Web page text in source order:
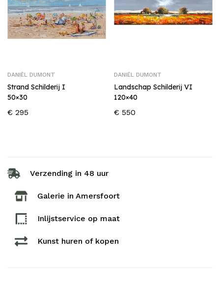
DANIËL DUMONT
Strand Schilderij I
50×30
€ 295
DANIËL DUMONT
Landschap Schilderij VI
120×40
€ 550
Verzending in 48 uur
Galerie in Amersfoort
Inlijstservice op maat​
Kunst huren of kopen